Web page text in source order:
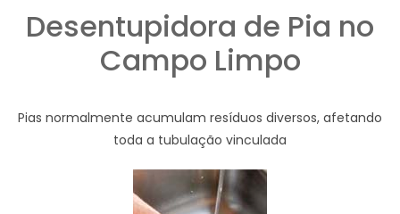
Desentupidora de Pia no
Campo Limpo
Pias normalmente acumulam resíduos diversos, afetando
toda a tubulação vinculada